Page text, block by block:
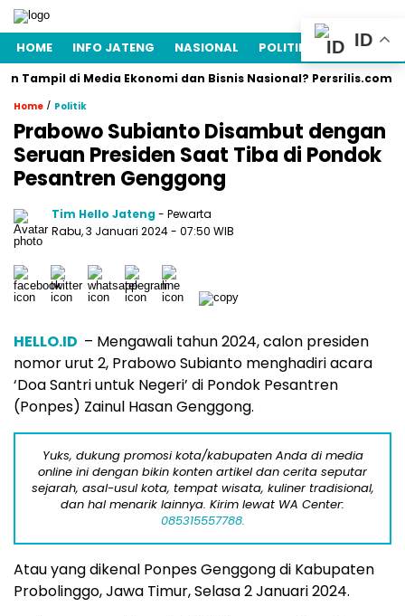
HOME INFO JATENG NASIONAL POLITIK EKONOMI
di Media Ekonomi dan Bisnis Nasional? Persrilis.com Siap
Home / Politik
Prabowo Subianto Disambut dengan
Seruan Presiden Saat Tiba di Pondok
Pesantren Genggong
Tim Hello Jateng- Pewarta
Rabu, 3 Januari 2024- 07:50 WIB
HELLO.ID – Mengawali tahun 2024, calon presiden
nomor urut 2, Prabowo Subianto menghadiri acara
‘Doa Santri untuk Negeri’ di Pondok Pesantren
(Ponpes) Zainul Hasan Genggong.
Yuks, dukung promosi kota/kabupaten Anda di media
online ini dengan bikin konten artikel dan cerita seputar
sejarah, asal-usul kota, tempat wisata, kuliner tradisional,
dan hal menarik lainnya. Kirim lewat WA Center:
085315557788.
Atau yang dikenal Ponpes Genggong di Kabupaten
Probolinggo, Jawa Timur, Selasa 2 Januari 2024.
ID